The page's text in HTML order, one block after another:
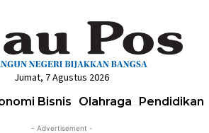
Jumat, 7 Agustus 2026
Bisnis Olahraga Pendidikan
- Advertisement -